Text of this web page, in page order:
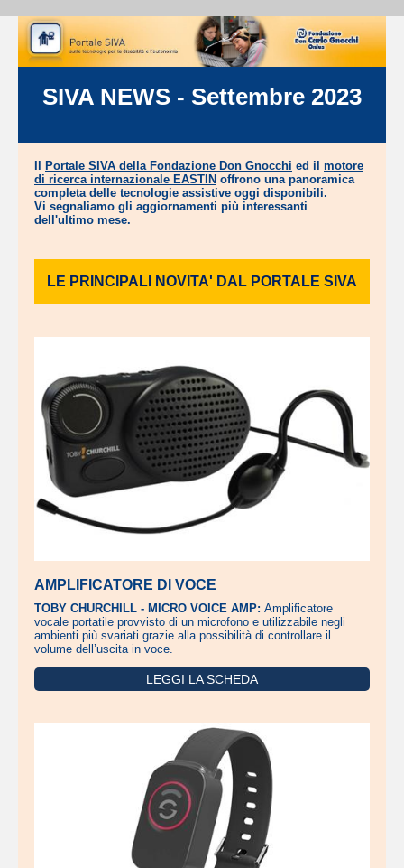
SIVA NEWS - Settembre 2023
Portale SIVA della Fondazione Don Gnocchi ed il motore
di ricerca internazionale EASTIN offrono una panoramica
completa delle tecnologie assistive oggi disponibili.
Vi segnaliamo gli aggiornamenti più interessanti
dell'ultimo mese.
LE PRINCIPALI NOVITA' DAL PORTALE SIVA
AMPLIFICATORE DI VOCE
TOBY CHURCHILL - MICRO VOICE AMP: Amplificatore
vocale portatile provvisto di un microfono e utilizzabile negli
ambienti più svariati grazie alla possibilità di controllare il
volume dell’uscita in voce.
LEGGI LA SCHEDA